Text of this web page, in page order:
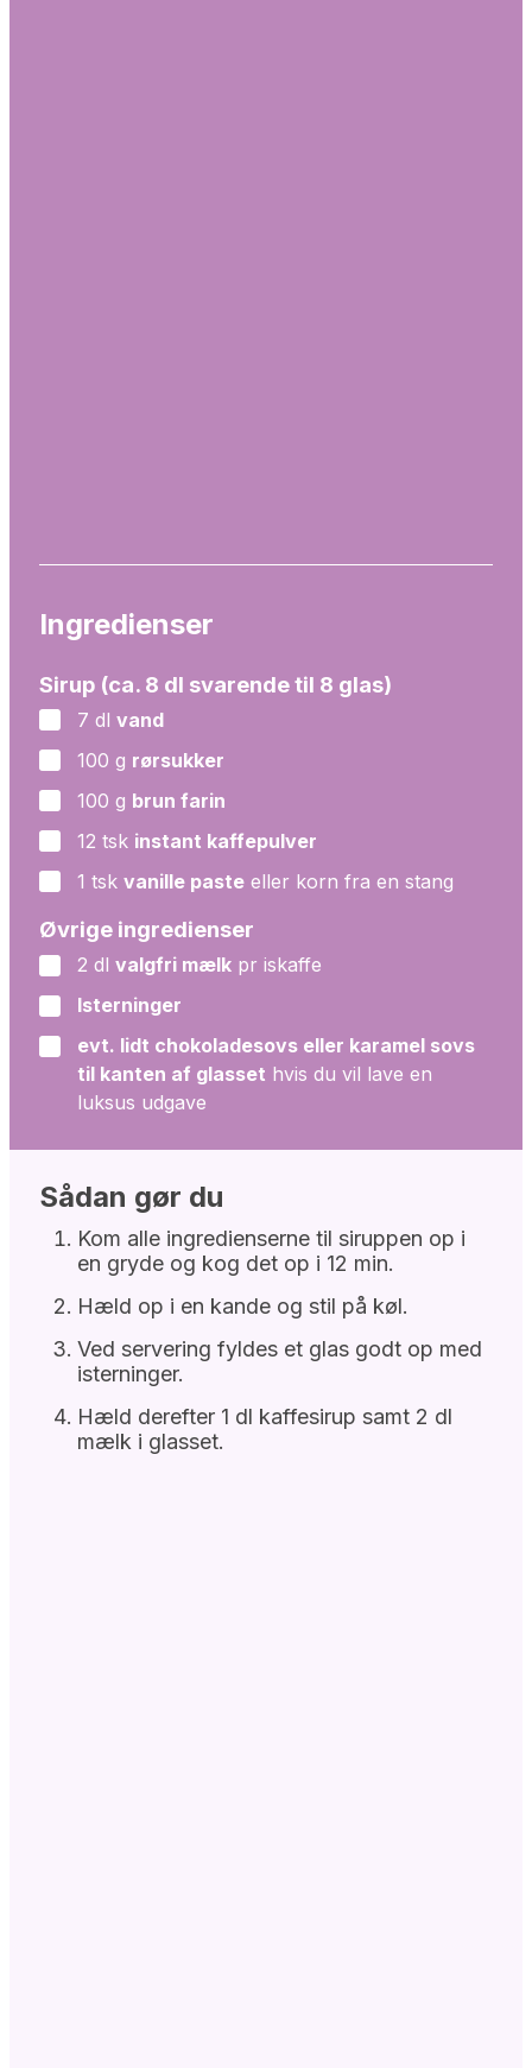
Ingredienser
Sirup (ca. 8 dl svarende til 8 glas)
▢
7 dl vand
▢
100 g rørsukker
▢
100 g brun farin
▢
12 tsk instant kaffepulver
▢
1 tsk vanille paste eller korn fra en stang
Øvrige ingredienser
▢
2 dl valgfri mælk pr iskaffe
▢
Isterninger
▢
evt. lidt chokoladesovs eller karamel sovs
til kanten af glasset hvis du vil lave en
luksus udgave
Sådan gør du
Kom alle ingredienserne til siruppen op i
en gryde og kog det op i 12 min.
Hæld op i en kande og stil på køl.
Ved servering fyldes et glas godt op med
isterninger.
Hæld derefter 1 dl kaffesirup samt 2 dl
mælk i glasset.